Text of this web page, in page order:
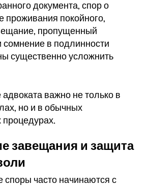
документа, спор о
проживания покойного,
пропущенный
сомнение в подлинности
существенно усложнить
важно не только в
но и в обычных
завещания и защита
часто начинаются с